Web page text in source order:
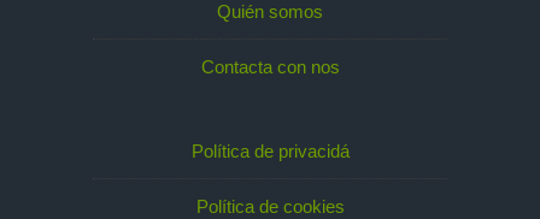
Quién somos
Contacta con nos
Política de privacidá
Política de cookies